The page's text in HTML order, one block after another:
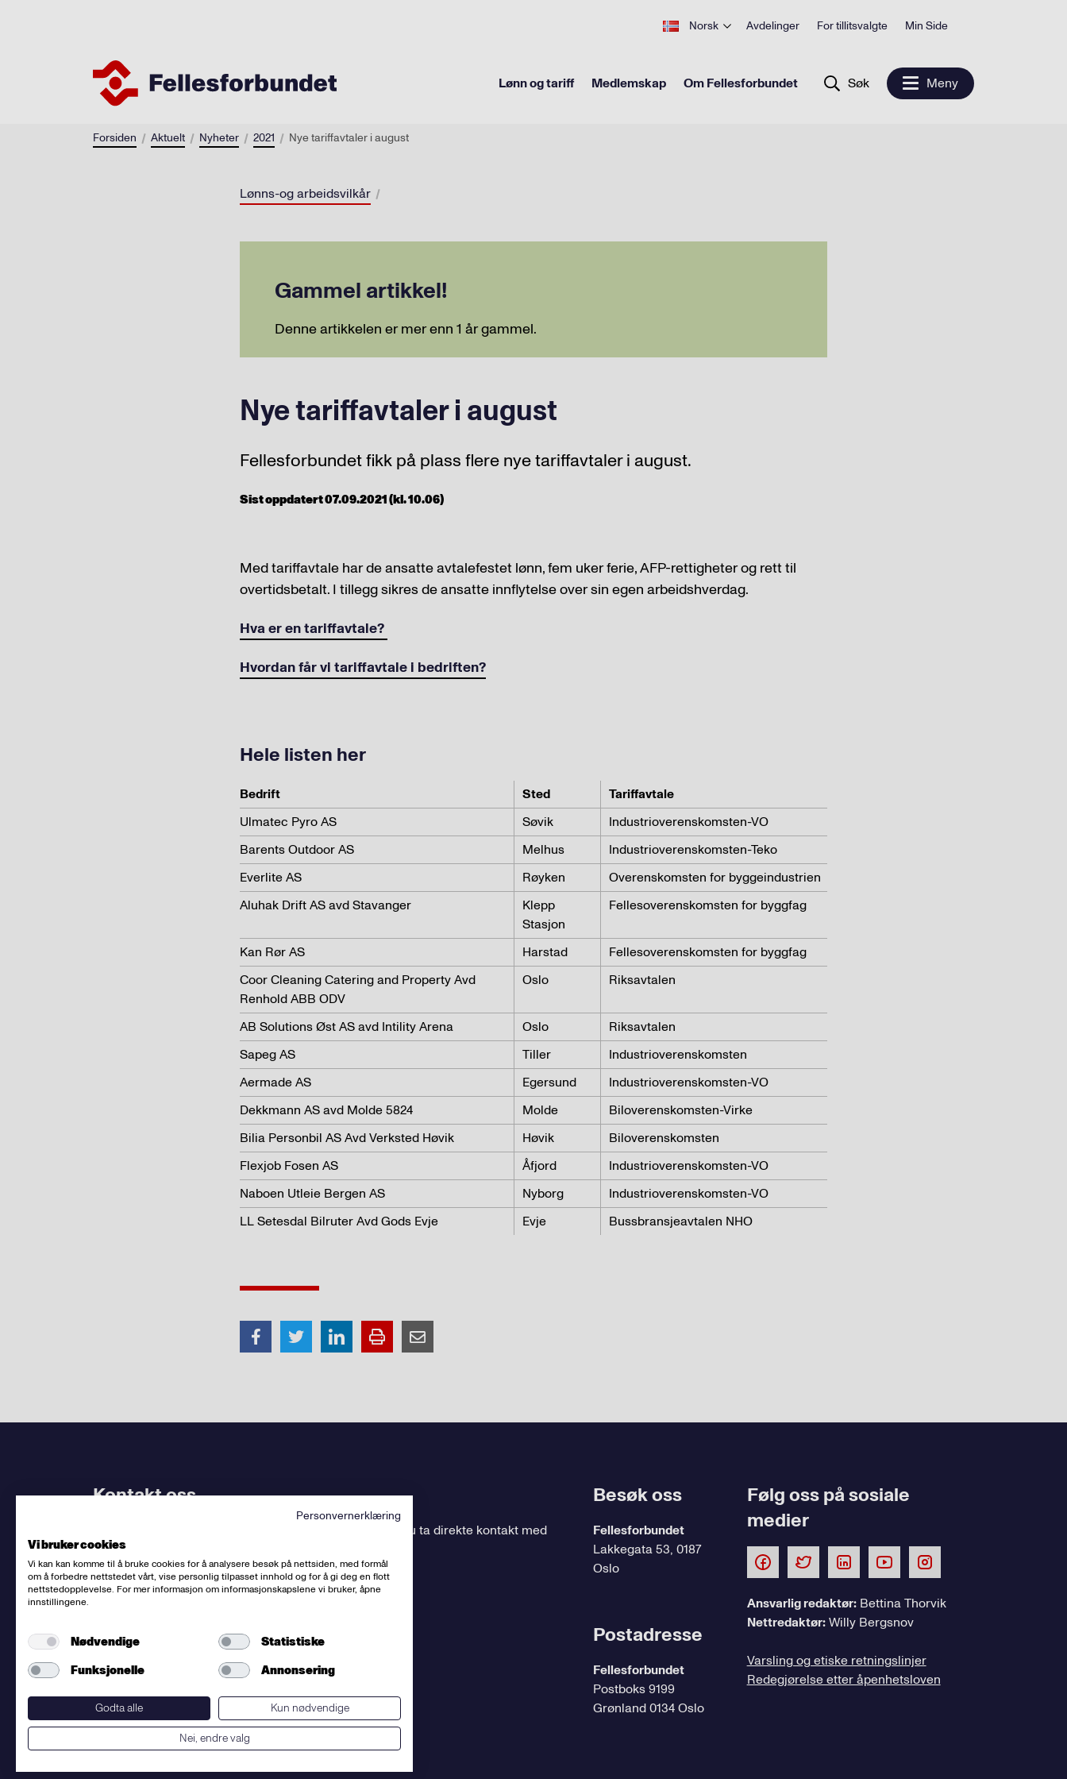
Norsk Avdelinger For tillitsvalgte Min Side
Lønn og tariff Medlemskap Om Fellesforbundet Søk Meny
Forsiden Aktuelt Nyheter 2021 Nye tariffavtaler i august
Lønns-og arbeidsvilkår
Gammel artikkel!
Denne artikkelen er mer enn 1 år gammel.
Nye tariffavtaler i august
Fellesforbundet fikk på plass flere nye tariffavtaler i august.
Sist oppdatert 07.09.2021 (kl. 10.06)
Med tariffavtale har de ansatte avtalefestet lønn, fem uker ferie, AFP-rettigheter og rett til
overtidsbetalt. I tillegg sikres de ansatte innflytelse over sin egen arbeidshverdag.
Hva er en tariffavtale?
Hvordan får vi tariffavtale i bedriften?
Hele listen her
Bedrift Sted
Tariffavtale
Ulmatec Pyro AS
Søvik
Industrioverenskomsten-VO
Barents Outdoor AS
Melhus
Industrioverenskomsten-Teko
Everlite AS
Røyken
Overenskomsten for byggeindustrien
Aluhak Drift AS avd Stavanger
Klepp
Stasjon
Fellesoverenskomsten for byggfag
Kan Rør AS Harstad
Fellesoverenskomsten for byggfag
Coor Cleaning Catering and Property Avd
Renhold ABB ODV
Oslo Riksavtalen
AB Solutions Øst AS avd Intility Arena Oslo
Riksavtalen
Sapeg AS
Tiller
Industrioverenskomsten
Aermade AS
Egersund
Industrioverenskomsten-VO
Dekkmann AS avd Molde 5824
Molde
Biloverenskomsten-Virke
Bilia Personbil AS Avd Verksted Høvik
Høvik
Biloverenskomsten
Flexjob Fosen AS
Åfjord
Industrioverenskomsten-VO
Naboen Utleie Bergen AS
Nyborg
Industrioverenskomsten-VO
LL Setesdal Bilruter Avd Gods Evje
Evje Bussbransjeavtalen NHO
Kontakt oss
, kan du ta direkte kontakt med
dem.
Sentralbord:(+47) 23 06 31 00
Fellesforbundet
org.nr: 950956828
Om personvern og informasjonskapsler
Besøk oss
Fellesforbundet
Lakkegata 53, 0187
Oslo
Postadresse
Fellesforbundet
Postboks 9199
Grønland 0134 Oslo
Følg oss på sosiale
medier
Ansvarlig redaktør:Bettina Thorvik
Nettredaktør:Willy Bergsnov
Varsling og etiske retningslinjer
Redegjørelse etter åpenhetsloven
Personvernerklæring
Vi bruker cookies
Vi kan kan komme til å bruke cookies for å analysere besøk på nettsiden, med formål
om å forbedre nettstedet vårt, vise personlig tilpasset innhold og for å gi deg en flott
nettstedopplevelse. For mer informasjon om informasjonskapslene vi bruker, åpne
innstillingene.
Nødvendige
Statistiske
Funksjonelle
Annonsering
Godta alle
Kun nødvendige
Nei, endre valg